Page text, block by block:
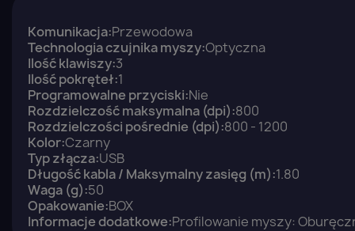
Komunikacja:Przewodowa
Technologia czujnika myszy:Optyczna
Ilość klawiszy:3
Ilość pokręteł:1
Programowalne przyciski:Nie
Rozdzielczość maksymalna (dpi):800
Rozdzielczości pośrednie (dpi):800 - 1200
Kolor:Czarny
Typ złącza:USB
Długość kabla / Maksymalny zasięg (m):1.80
Waga (g):50
Opakowanie:BOX
Informacje dodatkowe:Profilowanie myszy: